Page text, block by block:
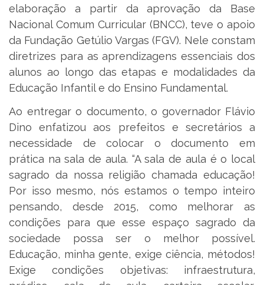
elaboração a partir da aprovação da Base
Nacional Comum Curricular (BNCC), teve o apoio
da Fundação Getúlio Vargas (FGV). Nele constam
diretrizes para as aprendizagens essenciais dos
alunos ao longo das etapas e modalidades da
Educação Infantil e do Ensino Fundamental.
Ao entregar o documento, o governador Flávio
Dino enfatizou aos prefeitos e secretários a
necessidade de colocar o documento em
prática na sala de aula. “A sala de aula é o local
sagrado da nossa religião chamada educação!
Por isso mesmo, nós estamos o tempo inteiro
pensando, desde 2015, como melhorar as
condições para que esse espaço sagrado da
sociedade possa ser o melhor possível.
Educação, minha gente, exige ciência, métodos!
Exige condições objetivas: infraestrutura,